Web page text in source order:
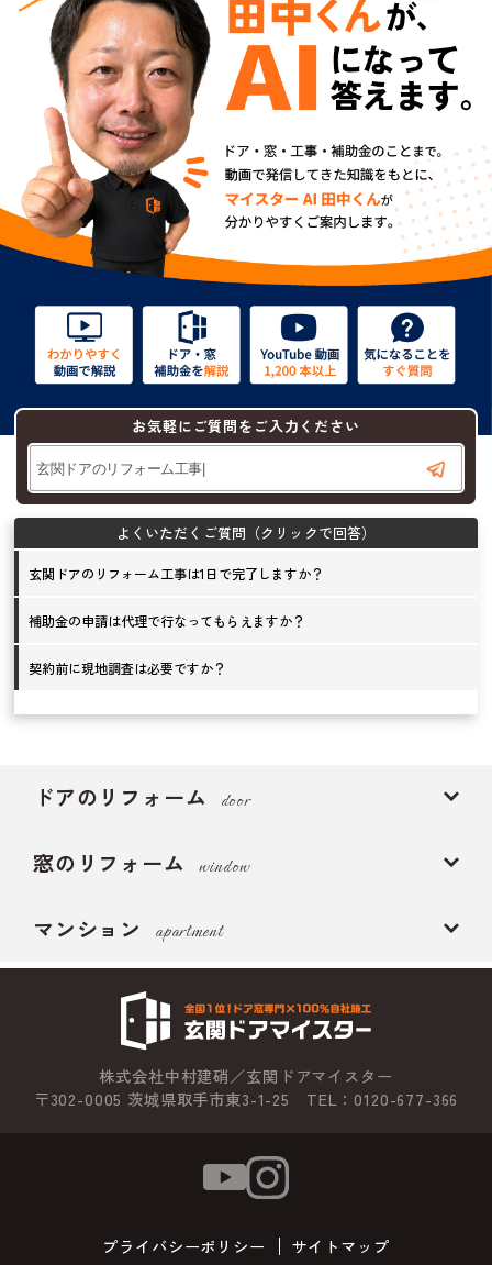
お気軽にご質問をご入力ください
玄関ドアのリフォーム工事は1日で完了しますか？
補助金の申請は代理で行なってもらえますか？
契約前に現地調査は必要ですか？
ドアのリフォーム door
窓のリフォーム window
マンション apartment
株式会社中村建硝／玄関ドアマイスター
〒302-0005 茨城県取手市東3-1-25 TEL：0120-677-366
プライバシーポリシー サイトマップ